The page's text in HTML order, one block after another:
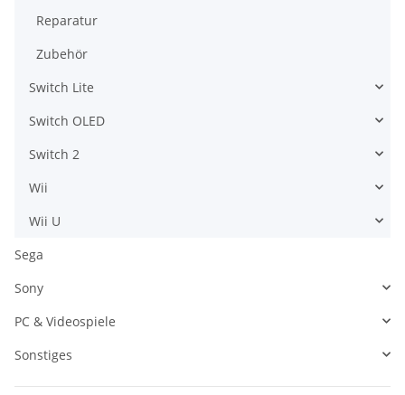
Reparatur
Zubehör
Switch Lite
Switch OLED
Switch 2
Wii
Wii U
Sega
Sony
PC & Videospiele
Sonstiges